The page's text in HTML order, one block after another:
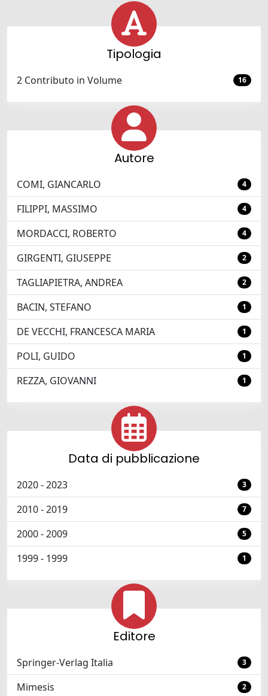
Tipologia
2 Contributo in Volume 16
Autore
COMI, GIANCARLO 4
FILIPPI, MASSIMO 4
MORDACCI, ROBERTO 4
GIRGENTI, GIUSEPPE 2
TAGLIAPIETRA, ANDREA 2
BACIN, STEFANO 1
DE VECCHI, FRANCESCA MARIA 1
POLI, GUIDO 1
REZZA, GIOVANNI 1
Data di pubblicazione
2020 - 2023 3
2010 - 2019 7
2000 - 2009 5
1999 - 1999 1
Editore
Springer-Verlag Italia 3
Mimesis 2